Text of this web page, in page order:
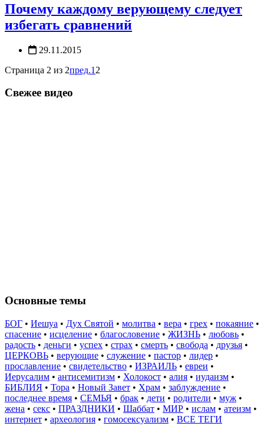
Почему​ каждому верующему следует
избегать сравнений
29.11.2015
Страница 2 из 2пред.1 2
Свежее видео
Основные темы
БОГ • Иешуа • Дух Святой • молитва • вера • грех • покаяние •
спасение • исцеление • благословение • ЖИЗНЬ • любовь •
радость • деньги • успех • страх • смерть • свобода • друзья •
ЦЕРКОВЬ • верующие • служение • пастор • лидер •
прославление • свидетельство • ИЗРАИЛЬ • евреи •
Иерусалим • антисемитизм • Холокост • алия • иудаизм •
БИБЛИЯ • Тора • Новый Завет • Храм • заблуждение •
последнее время • СЕМЬЯ • брак • дети • родители • муж •
жена • секс • ПРАЗДНИКИ • Шаббат • МИР • ислам • атеизм •
интернет • археология • гомосексуализм • ВСЕ ТЕГИ